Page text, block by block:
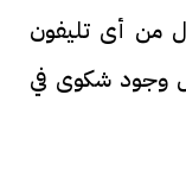
من أى تليفون
الساخن (125) حال وجود شكوى في